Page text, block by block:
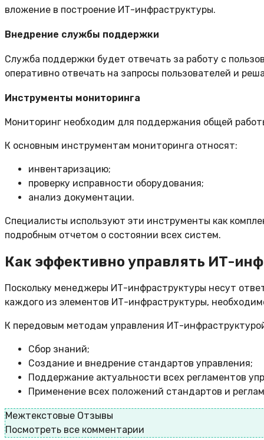
вложение в построение ИТ-инфраструктуры.
Внедрение службы поддержки
Служба поддержки будет отвечать за работу с
оперативно отвечать на запросы пользователей и
Инструменты мониторинга
Мониторинг необходим для поддержания общей
К основным инструментам мониторинга относят:
инвентаризацию;
проверку исправности оборудования;
анализ документации.
Специалисты используют эти инструменты как
подробным отчетом о состоянии всех систем.
Как эффективно управлять ИТ-
Поскольку менеджеры ИТ-инфраструктуры несут
каждого из элементов ИТ-инфраструктуры,
К передовым методам управления ИТ-
Сбор знаний;
Создание и внедрение стандартов управления;
Поддержание актуальности всех регламентов
Применение всех положений стандартов и
Межтекстовые Отзывы
Посмотреть все комментарии